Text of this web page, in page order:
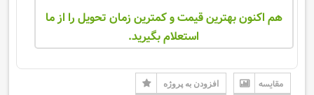
هم اکنون بهترین قیمت و کمترین زمان تحویل را از ما
استعلام بگیرید.
مقایسه افزودن به پروژه